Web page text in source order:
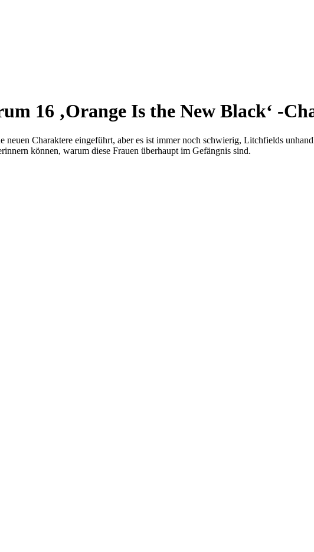
16 ‚Orange Is the New Black‘ -
Charaktere eingeführt, aber es ist immer noch schwierig, Litchfields
können, warum diese Frauen überhaupt im Gefängnis sind.